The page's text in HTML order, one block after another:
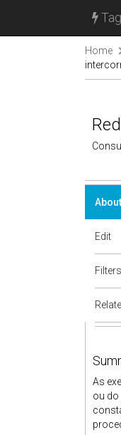
Home
About
Edit
Filters
As
ou do